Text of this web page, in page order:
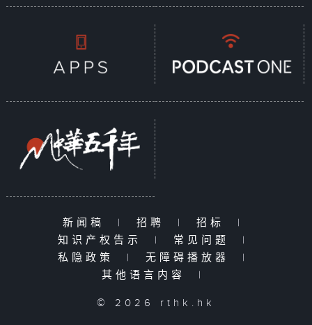
新闻稿 | 招聘 | 招标
|
知识产权告示
| 常见问题
|
私隐政策
| 无障碍播放器
|
其他语言内容
|
© 2026 rthk.hk